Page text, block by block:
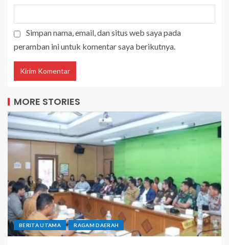
Simpan nama, email, dan situs web saya pada
peramban ini untuk komentar saya berikutnya.
MORE STORIES
BERITA UTAMA RAGAM DAERAH